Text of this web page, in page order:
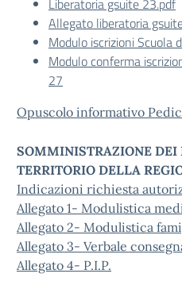
Liberatoria gsuite 23.pdf
Allegato liberatoria
Modulo iscrizioni
Modulo conferma
27
Opuscolo informativo
SOMMINISTRAZIONE DEI
TERRITORIO DELLA
Indicazioni richiesta
Allegato 1- Modulistica
Allegato 2- Modulistica
Allegato 3- Verbale
Allegato 4- P.I.P.